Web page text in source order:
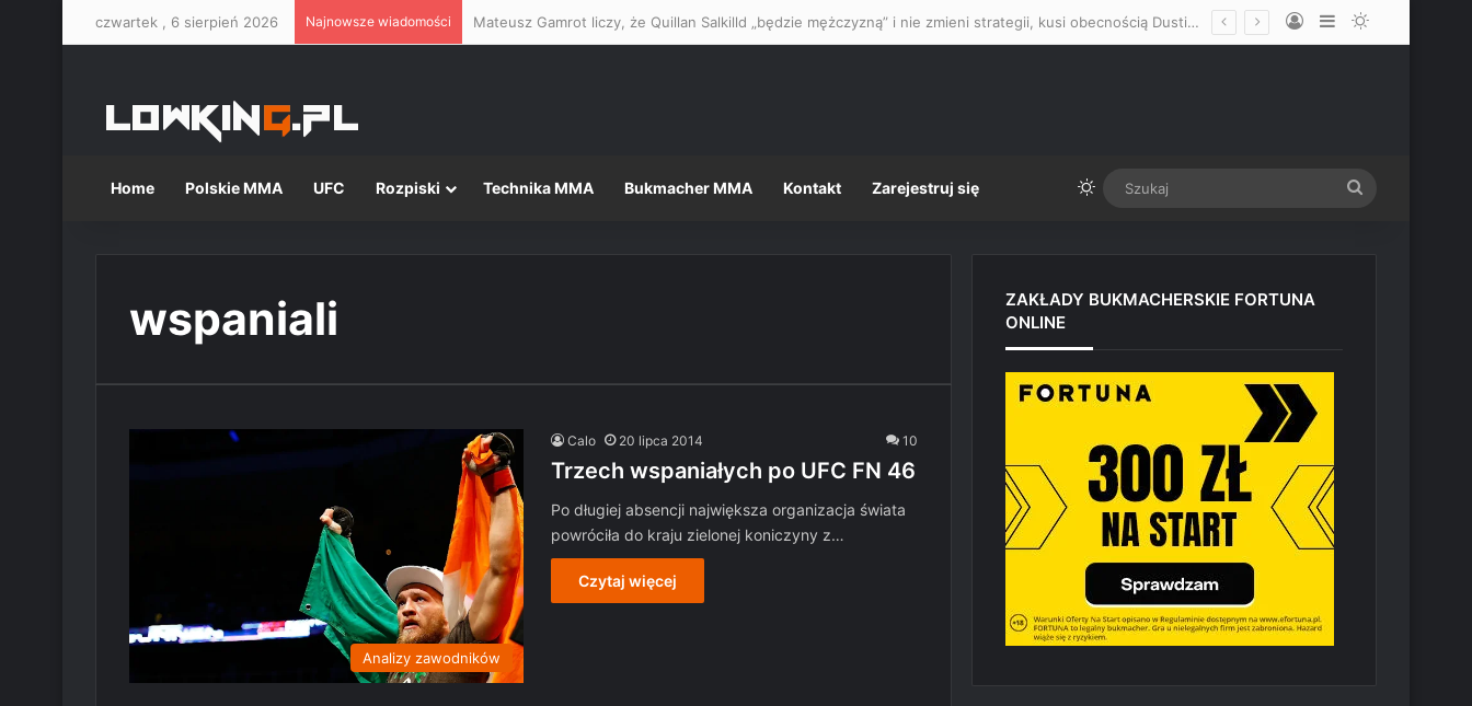
czwartek , 6 sierpień 2026 Najnowsze wiadomości Mateusz Gamrot liczy, że Quillan Salkilld „będzie mężczyzną” i nie zmieni strategii, kusi obecnością Dustina Poiriera: „Jak przyjedzie, jestem nieśmiertelny” Log InSidebarSwitch skin
Home Polskie MMA UFC Rozpiski Technika MMA Bukmacher MMA Kontakt Zarejestruj się Switch skin
wspaniali
Analizy zawodników
Calo 20 lipca 2014 10
Trzech wspaniałych po UFC FN 46
Po długiej absencji największa organizacja świata
powróciła do kraju zielonej koniczyny z…
Czytaj więcej
ZAKŁADY BUKMACHERSKIE FORTUNA
ONLINE